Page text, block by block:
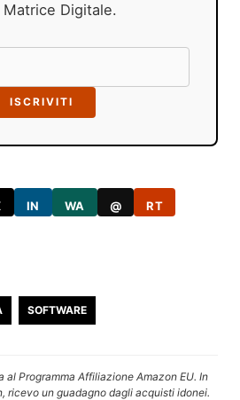
Matrice Digitale.
ISCRIVITI
IN WA @ RT
SOFTWARE
Programma Affiliazione Amazon EU. In
ricevo un guadagno dagli acquisti idonei.